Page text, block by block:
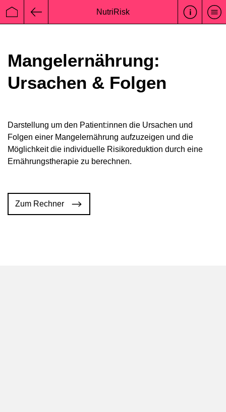
Startseite
NutriRisk
Mangelernährung:
Ursachen & Folgen
Darstellung um den Patient:innen die Ursachen und
Folgen einer Mangelernährung aufzuzeigen und die
Möglichkeit die individuelle Risikoreduktion durch eine
Ernährungstherapie zu berechnen.
Zum Rechner